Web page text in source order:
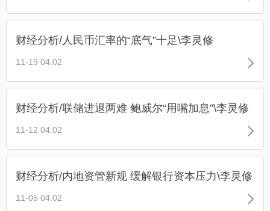
财经分析/人民币汇率的“底气”十足\李灵修
11-19 04:02
财经分析/联储进退两难 鲍威尔“用嘴加息”\李灵修
11-12 04:02
财经分析/内地资管新规 缓解银行资本压力\李灵修
11-05 04:02